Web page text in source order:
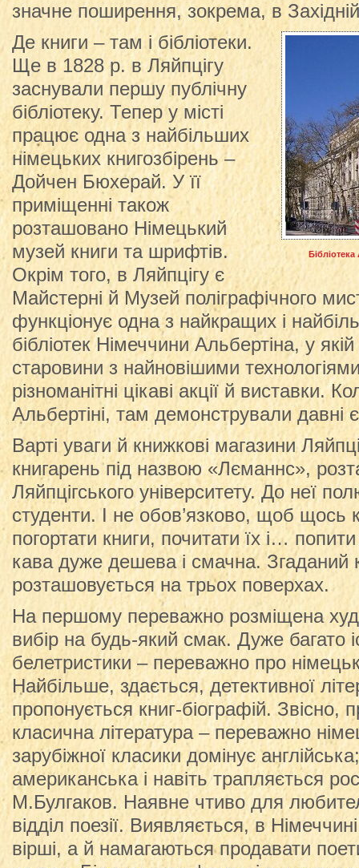
значне поширення, зокрема, в Західній
Де книги – там і бібліотеки.
Ще в 1828 р. в Ляйпцігу
заснували першу публічну
бібліотеку. Тепер у місті
працює одна з найбільших
німецьких книгозбірень –
Дойчен Бюхерай. У її
приміщенні також
розташовано Німецький
музей книги та шрифтів.
Окрім того, в Ляйпцігу є
Майстерні й Музей поліграфічного
функціонує одна з найкращих і
бібліотек Німеччини Альбертіна, у
старовини з найновішими
різноманітні цікаві акції й виставки.
Альбертіні, там демонстрували давні
Варті уваги й книжкові магазини
книгарень під назвою «Лєманнс»,
Ляйпцігського університету. До неї
студенти. І не обов’язково, щоб щось
погортати книги, почитати їх і…
кава дуже дешева і смачна. Згаданий
розташовується на трьох поверхах.
На першому переважно розміщена
вибір на будь-який смак. Дуже багато
белетристики – переважно про
Найбільше, здається, детективної
пропонується книг-біографій. Звісно,
класична література – переважно
зарубіжної класики домінує
американська і навіть трапляється
М.Булгаков. Наявне чтиво для
відділ поезії. Виявляється, в
вірші, а й намагаються продавати